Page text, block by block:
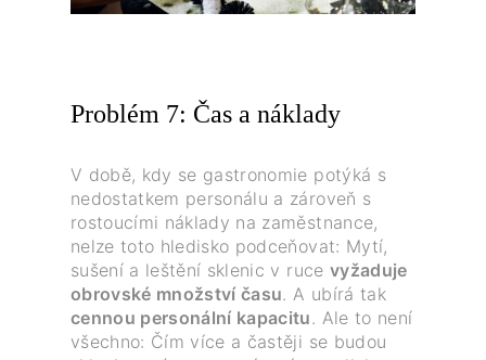
Problém 7: Čas a náklady
V době, kdy se gastronomie potýká s
nedostatkem personálu a zároveň s
rostoucími náklady na zaměstnance,
nelze toto hledisko podceňovat: Mytí,
sušení a leštění sklenic v ruce vyžaduje
obrovské množství času. A ubírá tak
cennou personální kapacitu. Ale to není
všechno: Čím více a častěji se budou